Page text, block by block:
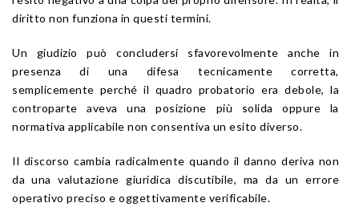
diritto non funziona in questi termini.
Un giudizio può concludersi sfavorevolmente anche in
presenza di una difesa tecnicamente corretta,
semplicemente perché il quadro probatorio era debole, la
controparte aveva una posizione più solida oppure la
normativa applicabile non consentiva un esito diverso.
Il discorso cambia radicalmente quando il danno deriva non
da una valutazione giuridica discutibile, ma da un errore
operativo preciso e oggettivamente verificabile.